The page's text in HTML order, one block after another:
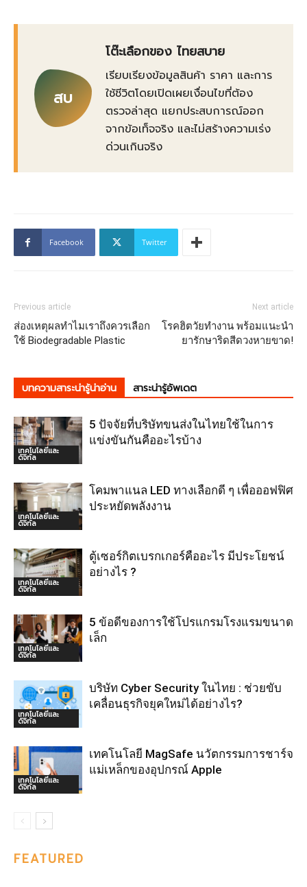
สบ
โต๊ะเลือกของ ไทยสบาย
เรียบเรียงข้อมูลสินค้า ราคา และการ
ใช้ชีวิตโดยเปิดเผยเงื่อนไขที่ต้อง
ตรวจล่าสุด แยกประสบการณ์ออก
จากข้อเท็จจริง และไม่สร้างความเร่ง
ด่วนเกินจริง
Facebook Twitter
Previous article
ส่องเหตุผลทำไมเราถึงควรเลือก
ใช้ Biodegradable Plastic
Next article
โรคฮิตวัยทำงาน พร้อมแนะนำ
ยารักษาริดสีดวงหายขาด!
บทความสาระน่ารู้น่าอ่าน สาระน่ารู้อัพเดต
เทคโนโลยีและ
ดิจิทัล
5 ปัจจัยที่บริษัทขนส่งในไทยใช้ในการ
แข่งขันกันคืออะไรบ้าง
เทคโนโลยีและ
ดิจิทัล
โคมพาแนล LED ทางเลือกดี ๆ เพื่อออฟฟิศ
ประหยัดพลังงาน
เทคโนโลยีและ
ดิจิทัล
ตู้เซอร์กิตเบรกเกอร์คืออะไร มีประโยชน์
อย่างไร ?
เทคโนโลยีและ
ดิจิทัล
5 ข้อดีของการใช้โปรแกรมโรงแรมขนาด
เล็ก
เทคโนโลยีและ
ดิจิทัล
บริษัท Cyber Security ในไทย : ช่วยขับ
เคลื่อนธุรกิจยุคใหม่ได้อย่างไร?
เทคโนโลยีและ
ดิจิทัล
เทคโนโลยี MagSafe นวัตกรรมการชาร์จ
แม่เหล็กของอุปกรณ์ Apple
FEATURED